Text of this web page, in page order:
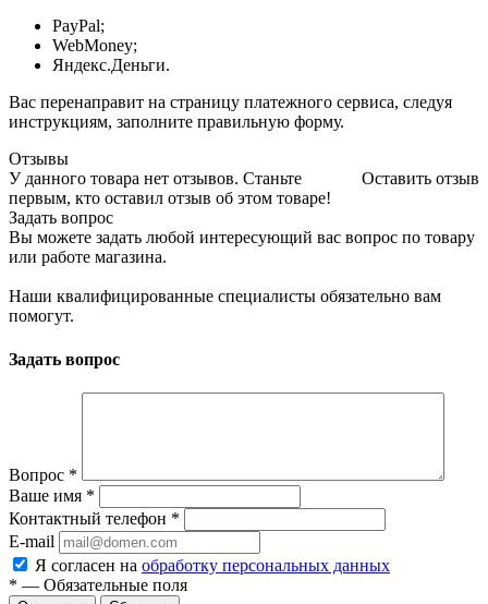
PayPal;
WebMoney;
Яндекс.Деньги.
Вас перенаправит на страницу платежного сервиса, следуя
инструкциям, заполните правильную форму.
Отзывы
Оставить отзыв
У данного товара нет отзывов. Станьте
первым, кто оставил отзыв об этом товаре!
Задать вопрос
Вы можете задать любой интересующий вас вопрос по товару
или работе магазина.
Наши квалифицированные специалисты обязательно вам
помогут.
Задать вопрос
Вопрос *
Ваше имя *
Контактный телефон *
E-mail
Я согласен на обработку персональных данных
* — Обязательные поля